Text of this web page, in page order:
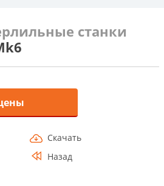
станки
Скачать
Назад